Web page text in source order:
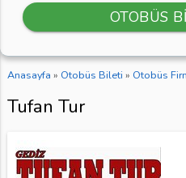
OTOBÜS
Anasayfa » Otobüs Bileti » Otobüs
Tufan Tur